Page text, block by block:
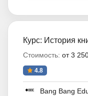
Курс: История
Стоимость: от 3
4.8
Bang Bang